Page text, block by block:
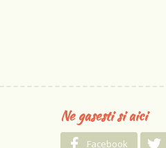
Ne gasesti si aici
Facebook